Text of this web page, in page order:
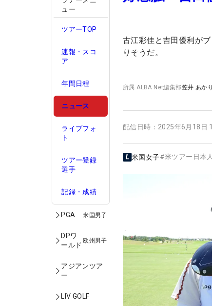
ュー
ツアーTOP
速報・スコ
ア
年間日程
ニュース
ライブフォ
ト
ツアー登録
選手
記録・成績
PGA 米国男子
DPワ
ールド
欧州男子
アジアンツア
ー
LIV GOLF
古江彩佳と吉田優利が
りそうだ。
所属ALBA Net編集部笠井 あかり
配信日時： 2025年6月18日
米国女子#米ツアー日本